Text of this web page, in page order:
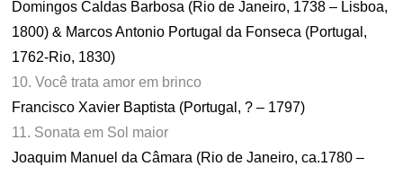
Domingos Caldas Barbosa (Rio de Janeiro, 1738 – Lisboa,
1800) & Marcos Antonio Portugal da Fonseca (Portugal,
1762-Rio, 1830)
10. Você trata amor em brinco
Francisco Xavier Baptista (Portugal, ? – 1797)
11. Sonata em Sol maior
Joaquim Manuel da Câmara (Rio de Janeiro, ca.1780 –